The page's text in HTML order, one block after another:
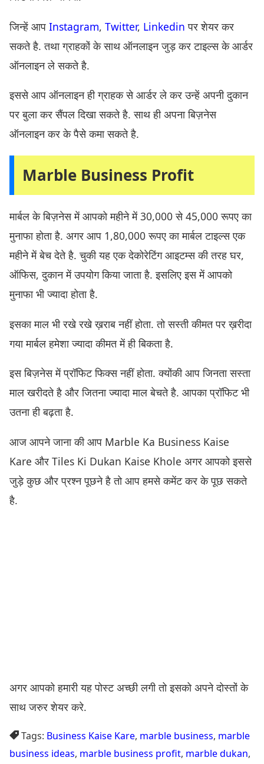
जिन्हें आप Instagram, Twitter, Linkedin पर शेयर कर
सकते है. तथा ग्राहकों के साथ ऑनलाइन जुड़ कर टाइल्स के आर्डर
ऑनलाइन ले सकते है.
इससे आप ऑनलाइन ही ग्राहक से आर्डर ले कर उन्हें अपनी दुकान
पर बुला कर सैंपल दिखा सकते है. साथ ही अपना बिज़नेस
ऑनलाइन कर के पैसे कमा सकते है.
Marble Business Profit
मार्बल के बिज़नेस में आपको महीने में 30,000 से 45,000 रूपए का
मुनाफा होता है. अगर आप 1,80,000 रूपए का मार्बल टाइल्स एक
महीने में बेच देते है. चुकी यह एक देकोरेटिंग आइटम्स की तरह घर,
ऑफिस, दुकान में उपयोग किया जाता है. इसलिए इस में आपको
मुनाफा भी ज्यादा होता है.
इसका माल भी रखे रखे ख़राब नहीं होता. तो सस्ती कीमत पर ख़रीदा
गया मार्बल हमेशा ज्यादा कीमत में ही बिकता है.
इस बिज़नेस में प्रॉफिट फिक्स नहीं होता. क्योंकी आप जिनता सस्ता
माल खरीदते है और जितना ज्यादा माल बेचते है. आपका प्रॉफिट भी
उतना ही बढ़ता है.
आज आपने जाना की आप Marble Ka Business Kaise
Kare और Tiles Ki Dukan Kaise Khole अगर आपको इससे
जुड़े कुछ और प्रश्न पूछने है तो आप हमसे कमेंट कर के पूछ सकते
है.
अगर आपको हमारी यह पोस्ट अच्छी लगी तो इसको अपने दोस्तों के
साथ जरुर शेयर करे.
Tags: Business Kaise Kare, marble business, marble
business ideas, marble business profit, marble dukan,